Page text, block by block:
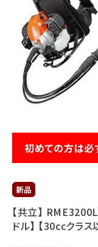
ブログ
利用ガイド
メールでの
FAXで
0739-72-
初めての方は必
【共立】
ドル】 【30ccクラス